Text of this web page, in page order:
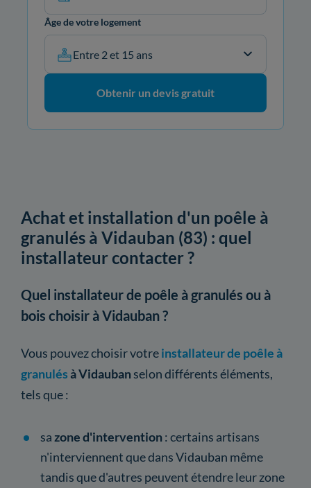
Âge de votre logement
Entre 2 et 15 ans
Obtenir un devis gratuit
Achat et installation d'un poêle à
granulés à Vidauban (83) : quel
installateur contacter ?
Quel installateur de poêle à granulés ou à
bois choisir à Vidauban ?
Vous pouvez choisir votreinstallateur de poêle à
granulésà Vidaubanselon différents éléments,
tels que :
sa zoned'intervention: certains artisans
n'interviennent que dans Vidauban même
tandis que d'autres peuvent étendre leur zone